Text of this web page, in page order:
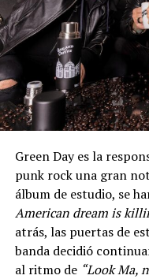
Green Day es la
punk rock una gran
álbum de estudio, se
American dream is
atrás, las puertas de
banda decidió
al ritmo de “Look Ma,